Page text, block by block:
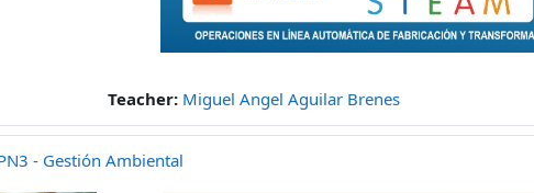
Teacher: Miguel Angel Aguilar Brenes
- Gestión Ambiental